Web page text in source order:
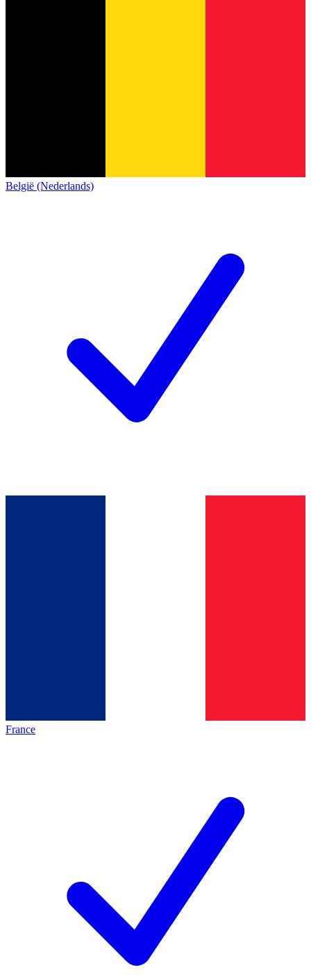
België (Nederlands)
France